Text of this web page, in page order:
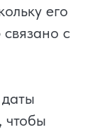
его
с
чтобы